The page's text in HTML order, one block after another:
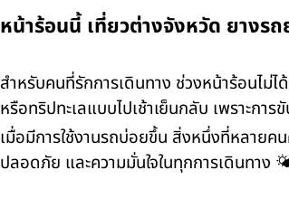
หน้าร้อนนี้ เที่ยวต่างจังหวัด ยางร
สำหรับคนที่รักการเดินทาง ช่วงหน้าร้อนไม่
หรือทริปทะเลแบบไปเช้าเย็นกลับ เพราะก
เมื่อมีการใช้งานรถบ่อยขึ้น สิ่งหนึ่งที่หลายค
ปลอดภัย และความมั่นใจในทุกการเดินทาง